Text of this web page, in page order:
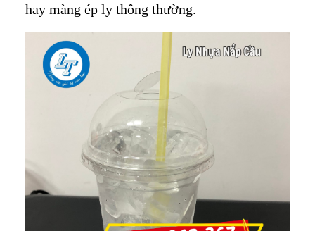
hay màng ép ly thông thường.